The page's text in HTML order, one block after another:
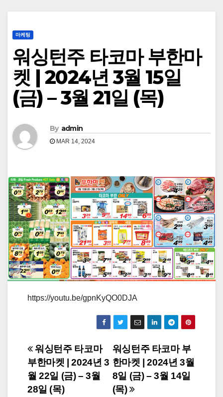
마케팅
워싱턴주 타코마 부한마
켓 | 2024년 3월 15일
(금) – 3월 21일 (목)
By admin
MAR 14, 2024
https://youtu.be/gpnKyQO0DJA
Post
navigation
워싱턴주 타코마 부
한마켓 | 2024년 3월
8일 (금) – 3월 14일
(목)
워싱턴주 타코마
부한마켓 | 2024년 3
월 22일 (금) – 3월
28일 (목)